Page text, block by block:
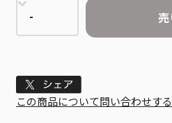
Tweet
この商品について問い合わせする